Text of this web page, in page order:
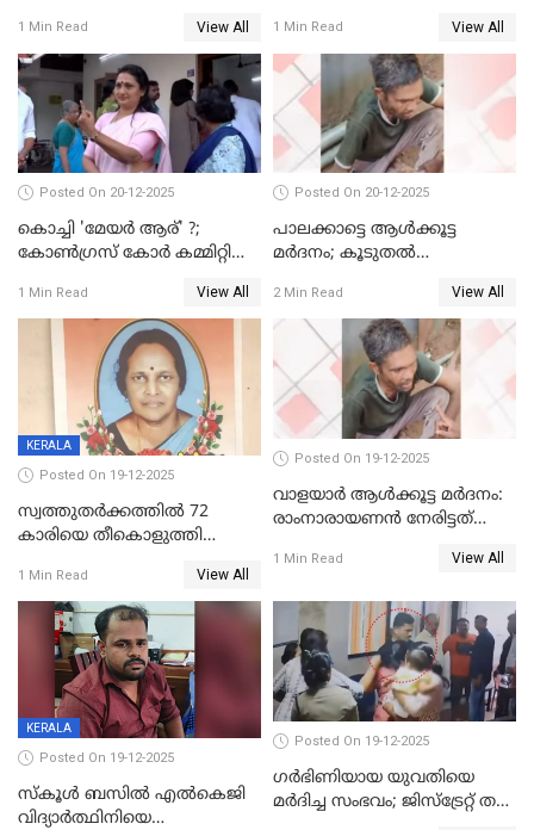
1 Min Read View All 1 Min Read View All
Posted On 20-12-2025
കൊച്ചി 'മേയർ ആര്' ?;
കോണ്‍ഗ്രസ് കോര്‍ കമ്മിറ്റി
1 Min Read View All
Posted On 20-12-2025
പാലക്കാട്ടെ ആള്‍ക്കൂട്ട
മര്‍ദനം; കൂടുതല്‍
അംഗ സംഘമെന്ന് വിവരം
2 Min Read View All
KERALA
Posted On 19-12-2025
സ്വത്തുതര്‍ക്കത്തില്‍ 72
കാരിയെ തീകൊളുത്തി
ക്രൂരകൊലപാതകത്തില്‍
സഹോദരിപുത്രന് ജീവപര്യന്തം
1 Min Read View All
Posted On 19-12-2025
വാളയാർ ആൾക്കൂട്ട മർദനം:
രാംനാരായണൻ നേരിട്ടത്
നാൽപ്പതിലേറെ
റിപ്പോർട്ട്
1 Min Read View All
KERALA
Posted On 19-12-2025
സ്കൂൾ ബസിൽ എൽകെജി
വിദ്യാര്‍ത്ഥിനിയെ
Posted On 19-12-2025
ഗര്‍ഭിണിയായ യുവതിയെ
മര്‍ദിച്ച സംഭവം; ജിസ്‌ട്രേറ്റ് തല